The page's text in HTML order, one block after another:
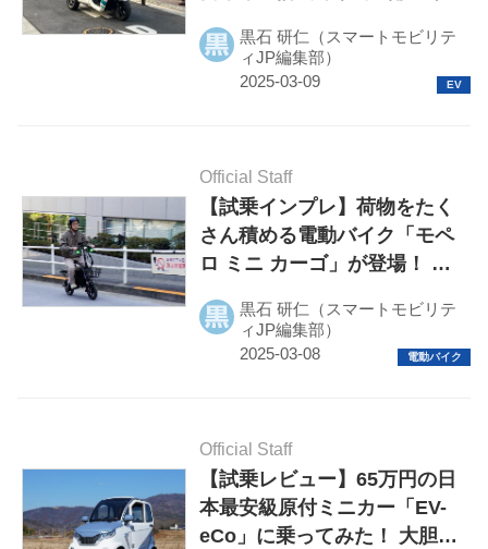
か
黒石 研仁（スマートモビリテ
ィJP編集部）
Official Staff
【試乗インプレ】荷物をたく
さん積める電動バイク「モペ
ロ ミニ カーゴ」が登場！ 足
小型原付黒石 研仁（スマートモビリテ
ィJP編集部）
Official Staff
【試乗レビュー】65万円の日
本最安級原付ミニカー「EV-
eCo」に乗ってみた！ 大胆に